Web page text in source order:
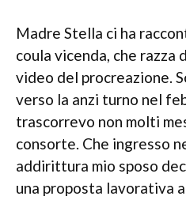
Madre Stella ci ha
coula vicenda, che
video del procreazione.
verso la anzi turno nel
trascorrevo non molti
consorte. Che ingresso
addirittura mio sposo
una proposta lavorativa